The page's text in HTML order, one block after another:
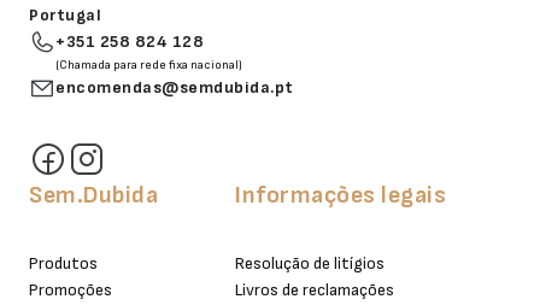
Portugal
+351 258 824 128
(Chamada para rede fixa nacional)
encomendas@semdubida.pt
Sem.Dubida
Produtos
Promoções
Informações legais
Resolução de litígios
Livros de reclamações